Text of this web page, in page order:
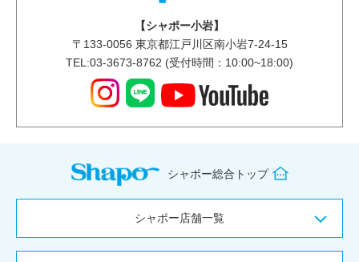
【シャポー小岩】
〒 133-0056 東京都江戸川区南小岩7-24-15
TEL:03-3673-8762 (受付時間：10:00~18:00)
シャポー総合トップ
シャポー店舗一覧